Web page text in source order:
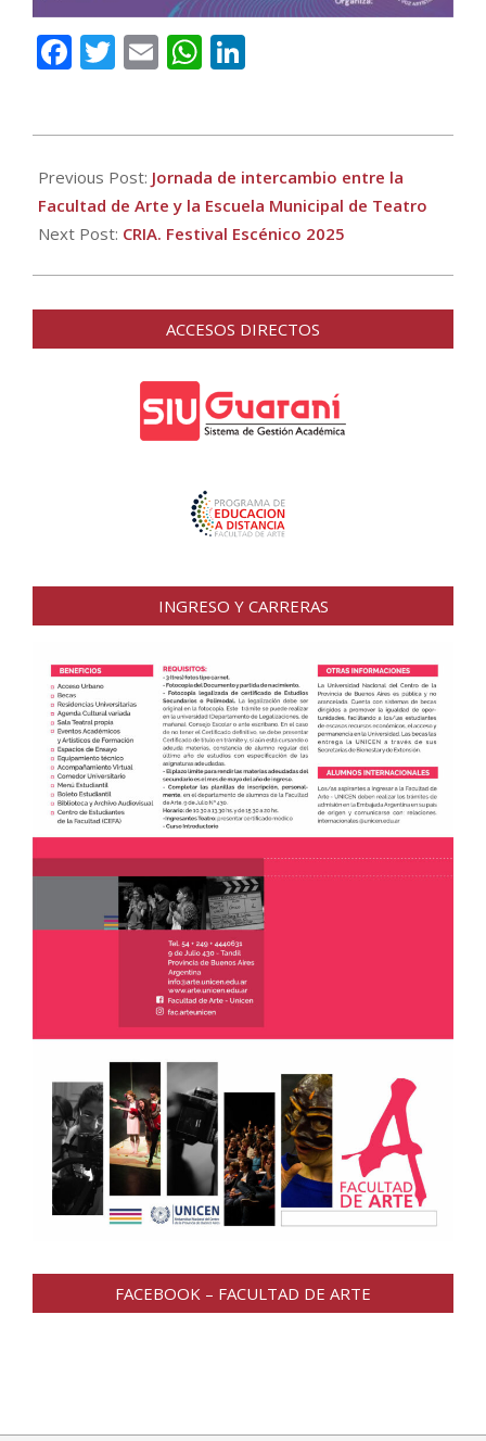
Facebook
Twitter
EmailWhatsApp
12-
01
Previous Post: Jornada de intercambio entre la
Facultad de Arte y la Escuela Municipal de Teatro
Next Post: CRIA. Festival Escénico 2025
ACCESOS DIRECTOS
INGRESO Y CARRERAS
FACEBOOK – FACULTAD DE ARTE